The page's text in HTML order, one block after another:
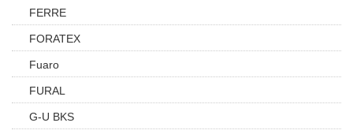
FERRE
FORATEX
Fuaro
FURAL
G-U BKS